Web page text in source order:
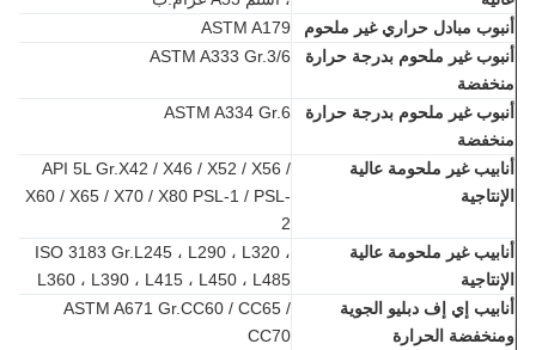
مبادل حراري غير ملحوم
ASTM A179
غير ملحوم بدرجة حرارة
ASTM A333 Gr.3/6
غير ملحوم بدرجة حرارة
ASTM A334 Gr.6
غير ملحومة عالية
API 5L Gr.X42 / X46 / X52 / X56 /
X60 / X65 / X70 / X80 PSL-1 / PSL-
غير ملحومة عالية
ISO 3183 Gr.L245 ، L290 ، L320 ،
L360 ، L390 ، L415 ، L450 ، L485
إي إف دبليو الجوية
الحرارة
ASTM A671 Gr.CC60 / CC65 /
CC70